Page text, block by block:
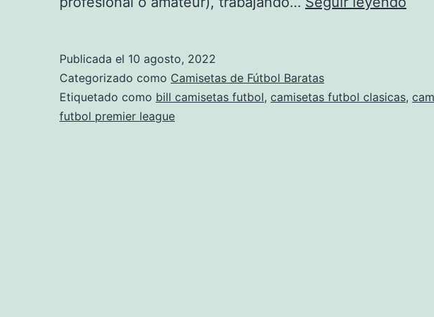
Publicada el 10 agosto, 2022
Categorizado como Camisetas de Fútbol Baratas
Etiquetado como bill camisetas futbol, camisetas futbol clasicas,
futbol premier league